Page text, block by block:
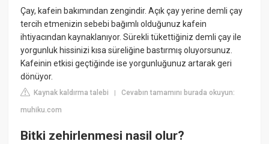
Çay, kafein bakımından zengindir. Açık çay yerine demli çay
tercih etmenizin sebebi bağımlı olduğunuz kafein
ihtiyacından kaynaklanıyor. Sürekli tükettiğiniz demli çay ile
yorgunluk hissinizi kısa süreliğine bastırmış oluyorsunuz.
Kafeinin etkisi geçtiğinde ise yorgunluğunuz artarak geri
dönüyor.
Kaynak kaldırma talebi |Cevabın tamamını burada okuyun:
muhiku.com
Bitki zehirlenmesi nasil olur?